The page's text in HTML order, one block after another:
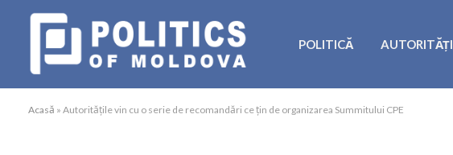
POLITICĂ AUTORITĂȚI
Acasă » Autoritățile vin cu o serie de recomandări ce țin de organizarea Summitului CPE